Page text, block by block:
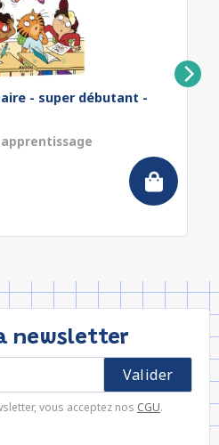
- super débutant -
newsletter
vous acceptez nos CGU.